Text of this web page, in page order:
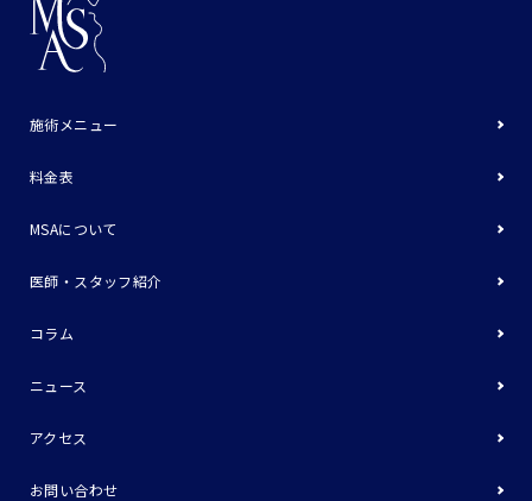
施術メニュー
料金表
MSAについて
医師・スタッフ紹介
コラム
ニュース
アクセス
お問い合わせ